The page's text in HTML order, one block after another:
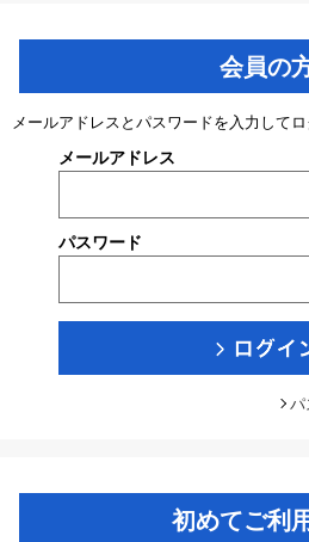
会員の
メールアドレスとパスワードを入力してロ
メールアドレス
パスワード
パ
初めてご利